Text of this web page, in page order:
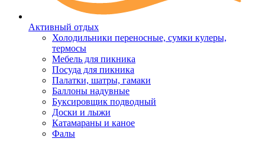
Активный отдых
Холодильники переносные, сумки кулеры,
термосы
Мебель для пикника
Посуда для пикника
Палатки, шатры, гамаки
Баллоны надувные
Буксировщик подводный
Доски и лыжи
Катамараны и каное
Фалы